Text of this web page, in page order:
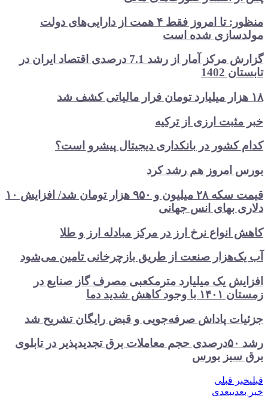
منظور: تا امروز فقط ۴ همت از دارایی‌های دولت
شده است
گزارش مرکز آمار از رشد 7.1 درصدی اقتصاد ایران در
ارزی از ترکیه
در بانکداری دیجیتال پیشرو است؟
هم رشد کرد
قیمت سکه ۲۸ میلیون و ۹۵۰ هزار تومان شد/ افزایش ۱۰
بهای انس جهانی
نرخ ارز در مرکز مبادله ارز و طلا
صنعت از طریق بازچرخانی تامین می‌شود
یک میلیارد مترمکعبی مصرف گاز صنایع در
شدید دما
پاداش صرفه‌جویی و قبض رایگان تشریح شد
رشد ۵۰درصدی حجم معاملات برق تجدیدپذیر در تابلوی
بورس
قبلی
بعدی